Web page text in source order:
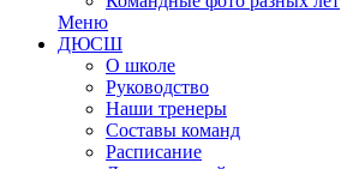
Меню
ДЮСШ
О школе
Руководство
Наши тренеры
Составы команд
Расписание